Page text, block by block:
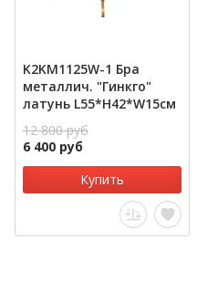
K2KM1125W-1 Бра
металлич. "Гинкго"
латунь L55*H42*W15см
12 800 руб
6 400 руб
Купить